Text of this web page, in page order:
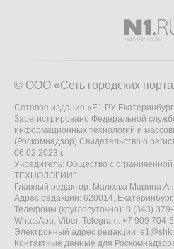
© ООО «Сеть городских
Сетевое издание «Е1.РУ
Зарегистрировано Федеральной
информационных технологий и
(Роскомнадзор) Свидетельство о
06.02.2023 г.
Учредитель: Общество с
ТЕХНОЛОГИИ"
Главный редактор: Малкова Марина
Адрес редакции: 620014,
Телефоны (круглосуточно): 8 (343)
WhatsApp, Viber, Telegram: +7 909 704-
Электронный адрес редакции:
Контактные данные для